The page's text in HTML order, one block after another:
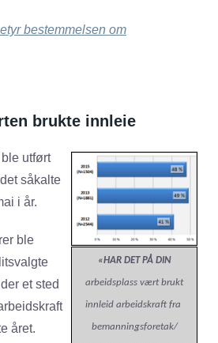
bestemmelsen om
brukte innleie
«HAR DET PÅ DIN
arbeidsplass vært brukt
innleid arbeidskraft fra
bemanningsforetak/
utført
såkalte
i år.
ble
et sted
året.